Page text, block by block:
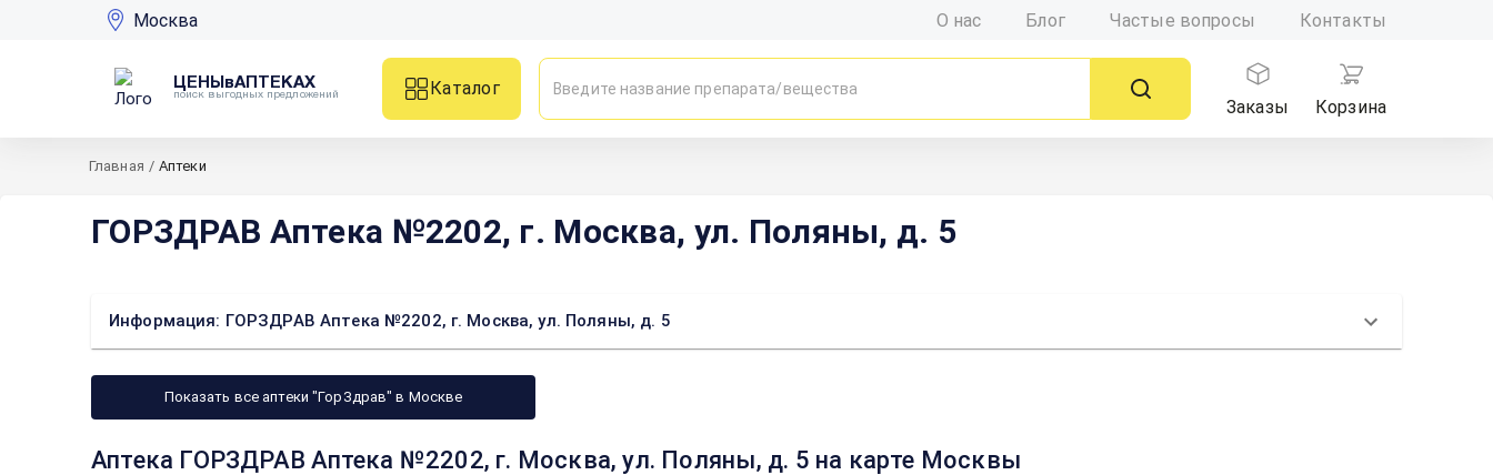
Москва О нас Блог Частые вопросы Контакты
ЦЕНЫвАПТЕКАХ
поиск выгодных предложений
Каталог
Заказы
Корзина
Главная / Аптеки
ГОРЗДРАВ Аптека №2202, г. Москва, ул. Поляны, д. 5
Информация: ГОРЗДРАВ Аптека №2202, г. Москва, ул. Поляны, д. 5
Показать все аптеки "ГорЗдрав" в Москве
Аптека ГОРЗДРАВ Аптека №2202, г. Москва, ул. Поляны, д. 5 на карте Москвы